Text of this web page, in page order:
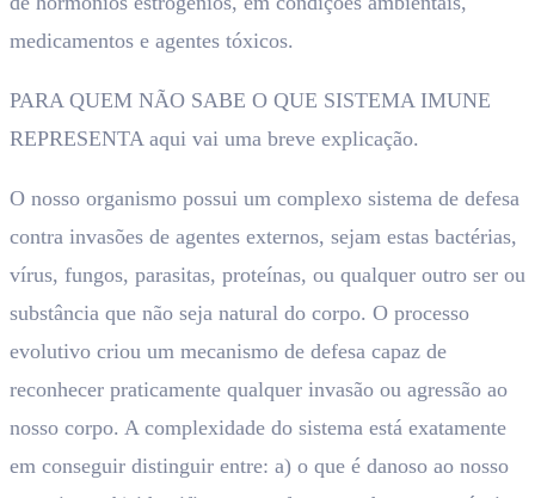
medicamentos e agentes tóxicos.
PARA QUEM NÃO SABE O QUE SISTEMA IMUNE
REPRESENTA aqui vai uma breve explicação.
O nosso organismo possui um complexo sistema de defesa
contra invasões de agentes externos, sejam estas bactérias,
vírus, fungos, parasitas, proteínas, ou qualquer outro ser ou
substância que não seja natural do corpo. O processo
evolutivo criou um mecanismo de defesa capaz de
reconhecer praticamente qualquer invasão ou agressão ao
nosso corpo. A complexidade do sistema está exatamente
em conseguir distinguir entre: a) o que é danoso ao nosso